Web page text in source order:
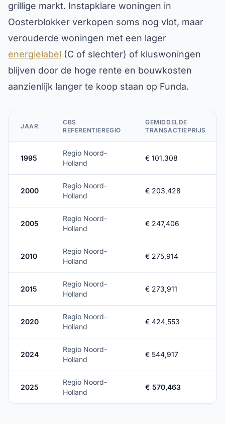
grillige markt. Instapklare woningen in
Oosterblokker verkopen soms nog vlot, maar
verouderde woningen met een lager
energielabel (C of slechter) of kluswoningen
blijven door de hoge rente en bouwkosten
aanzienlijk langer te koop staan op Funda.
JAAR
CBS
REFERENTIEREGIO
GEMIDDELDE
TRANSACTIEPRIJS
1995
Regio Noord-
Holland
€ 101,308
2000
Regio Noord-
Holland
€ 203,428
2005
Regio Noord-
Holland
€ 247,406
2010
Regio Noord-
Holland
€ 275,914
2015
Regio Noord-
Holland
€ 273,911
2020
Regio Noord-
Holland
€ 424,553
2024
Regio Noord-
Holland
€ 544,917
2025
Regio Noord-
Holland
€ 570,463